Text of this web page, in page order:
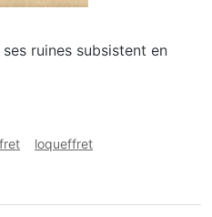
ruines subsistent en
loqueffret